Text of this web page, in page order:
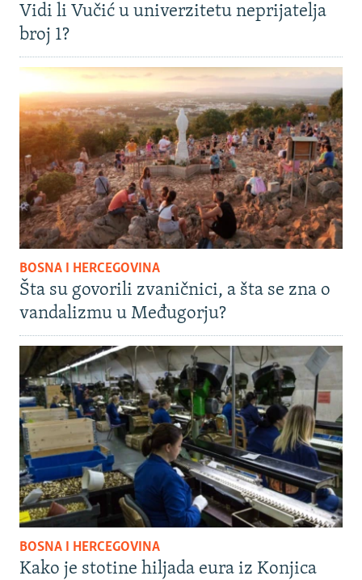
Vidi li Vučić u univerzitetu neprijatelja
broj 1?
BOSNA I HERCEGOVINA
Šta su govorili zvaničnici, a šta se zna o
vandalizmu u Međugorju?
BOSNA I HERCEGOVINA
Kako je stotine hiljada eura iz Konjica